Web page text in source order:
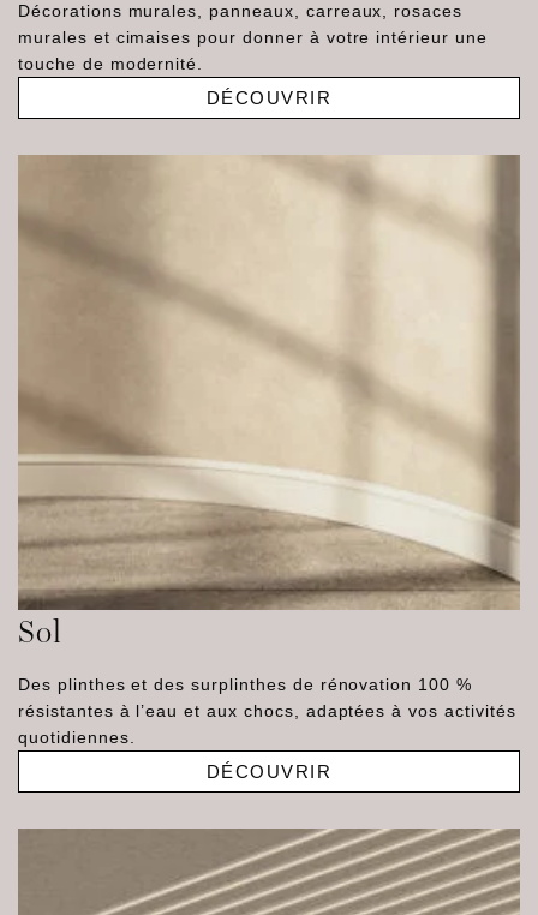
Décorations murales, panneaux, carreaux, rosaces
murales et cimaises pour donner à votre intérieur une
touche de modernité.
DÉCOUVRIR
Sol
Des plinthes et des surplinthes de rénovation 100 %
résistantes à l’eau et aux chocs, adaptées à vos activités
quotidiennes.
DÉCOUVRIR